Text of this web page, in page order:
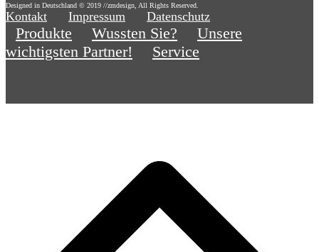
Designed in Deutschland © 2019 //zmdesign, All Rights Reserved.
Kontakt Impressum Datenschutz
Produkte Wussten Sie?
Unsere
wichtigsten Partner!
Service